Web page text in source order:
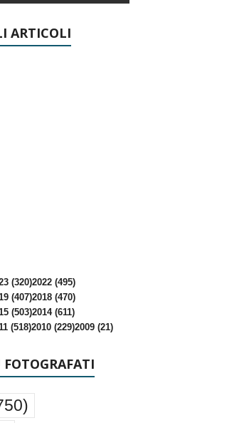
ARTICOLI
(320)2022 (495)
(407)2018 (470)
(503)2014 (611)
(518)2010 (229)2009 (21)